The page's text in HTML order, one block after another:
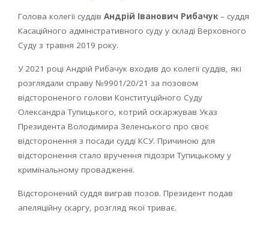
Голова колегії суддів Андрій Іванович Рибачук – суддя
Касаційного адміністративного суду у складі Верховного
Суду з травня 2019 року.
У 2021 році Андрій Рибачук входив до колегії суддів, які
розглядали справу №9901/20/21 за позовом
відстороненого голови Конституційного Суду
Олександра Тупицького, котрий оскаржував Указ
Президента Володимира Зеленського про своє
відсторонення з посади судді КСУ. Причиною для
відсторонення стало вручення підозри Тупицькому у
кримінальному провадженні.
Відсторонений суддя виграв позов. Президент подав
апеляційну скаргу, розгляд якої триває.